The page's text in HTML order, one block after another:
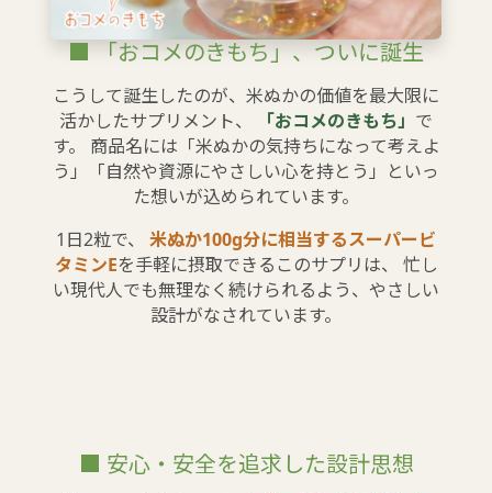
■ 「おコメのきもち」、ついに誕生
こうして誕生したのが、米ぬかの価値を最大限に
活かしたサプリメント、
「おコメのきもち」 で
す。 商品名には「米ぬかの気持ちになって考えよ
う」「自然や資源にやさしい心を持とう」といっ
た想いが込められています。
1日2粒で、 米ぬか100g分に相当するスーパービ
タミンEを手軽に摂取できるこのサプリは、 忙し
い現代人でも無理なく続けられるよう、やさしい
設計がなされています。
■ 安心・安全を追求した設計思想